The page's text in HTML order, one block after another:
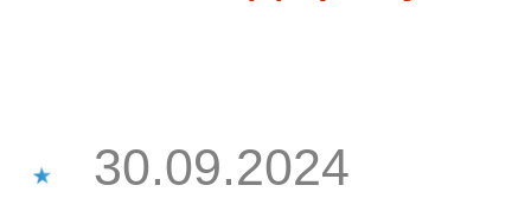
30.09.2024